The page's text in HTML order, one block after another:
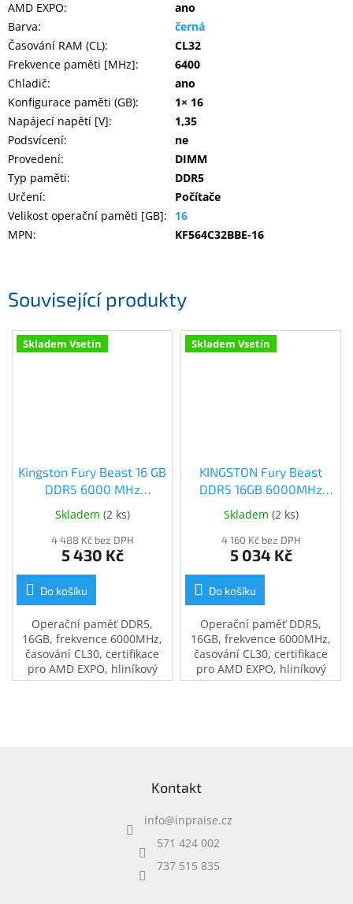
Související produkty
Skladem Vsetín
Kingston Fury Beast 16 GB
DDR5 6000 MHz
(KF560C30BBE-16)
Skladem (2 ks)
4 488 Kč bez DPH
5 430 Kč
Do košíku
Operační paměť DDR5,
16GB, frekvence 6000MHz,
časování CL30, certifikace
pro AMD EXPO, hliníkový
černý chladič.
Skladem Vsetín
KINGSTON Fury Beast
DDR5 16GB 6000MHz
CL30, bílý chladič, EXPO
Skladem (2 ks)
4 160 Kč bez DPH
5 034 Kč
Do košíku
Operační paměť DDR5,
16GB, frekvence 6000MHz,
časování CL30, certifikace
pro AMD EXPO, hliníkový
bílý chladič.
AMD EXPO:
ano
Barva:
černá
Časování RAM (CL):
CL32
Frekvence paměti [MHz]:
6400
Chladič:
ano
Konfigurace paměti (GB):
1× 16
Napájecí napětí [V]:
1,35
Podsvícení:
ne
Provedení:
DIMM
Typ paměti:
DDR5
Určení:
Počítače
Velikost operační paměti [GB]:
16
MPN: KF564C32BBE-16
Kontakt
info@inpraise.cz
571 424 002
737 515 835